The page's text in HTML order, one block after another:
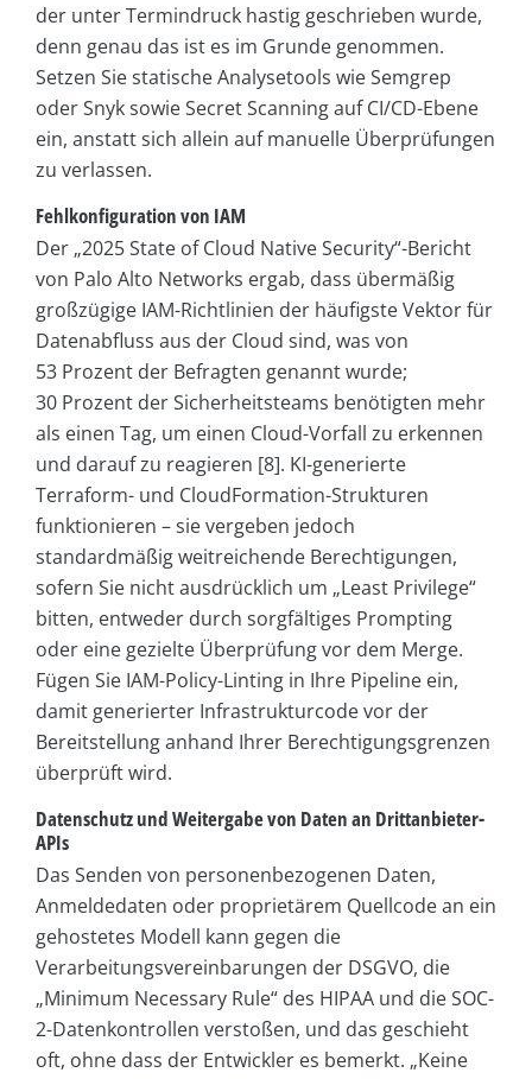
der unter Termindruck hastig geschrieben wurde,
denn genau das ist es im Grunde genommen.
Setzen Sie statische Analysetools wie Semgrep
oder Snyk sowie Secret Scanning auf CI/CD-Ebene
ein, anstatt sich allein auf manuelle Überprüfungen
zu verlassen.
Fehlkonfiguration von IAM
Der „2025 State of Cloud Native Security“-Bericht
von Palo Alto Networks ergab, dass übermäßig
großzügige IAM-Richtlinien der häufigste Vektor für
Datenabfluss aus der Cloud sind, was von
53 Prozent der Befragten genannt wurde;
30 Prozent der Sicherheitsteams benötigten mehr
als einen Tag, um einen Cloud-Vorfall zu erkennen
und darauf zu reagieren [8]. KI-generierte
Terraform- und CloudFormation-Strukturen
funktionieren – sie vergeben jedoch
standardmäßig weitreichende Berechtigungen,
sofern Sie nicht ausdrücklich um „Least Privilege“
bitten, entweder durch sorgfältiges Prompting
oder eine gezielte Überprüfung vor dem Merge.
Fügen Sie IAM-Policy-Linting in Ihre Pipeline ein,
damit generierter Infrastrukturcode vor der
Bereitstellung anhand Ihrer Berechtigungsgrenzen
überprüft wird.
Datenschutz und Weitergabe von Daten an Drittanbieter-
APIs
Das Senden von personenbezogenen Daten,
Anmeldedaten oder proprietärem Quellcode an ein
gehostetes Modell kann gegen die
Verarbeitungsvereinbarungen der DSGVO, die
„Minimum Necessary Rule“ des HIPAA und die SOC-
2-Datenkontrollen verstoßen, und das geschieht
oft, ohne dass der Entwickler es bemerkt. „Keine